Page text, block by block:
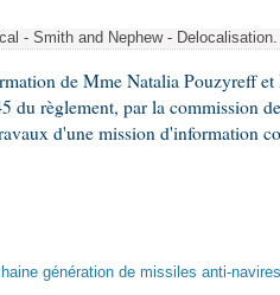
- Smith and Nephew -
de Mme Natalia Pouzyreff
du règlement, par la commission
d'une mission d'information
génération de missiles anti-